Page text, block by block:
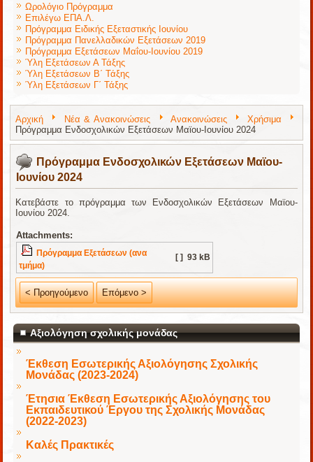
Ωρολόγιο Πρόγραμμα
Επιλέγω ΕΠΑ.Λ.
Πρόγραμμα Ειδικής Εξεταστικής Ιουνίου
Πρόγραμμα Πανελλαδικών Εξετάσεων 2019
Πρόγραμμα Εξετάσεων Μαΐου-Ιουνίου 2019
Ύλη Εξετάσεων Α Τάξης
Ύλη Εξετάσεων Β΄ Τάξης
Ύλη Εξετάσεων Γ΄ Τάξης
Αρχική Νέα & Ανακοινώσεις Ανακοινώσεις
Χρήσιμα
Πρόγραμμα Ενδοσχολικών Εξετάσεων Μαϊου-Ιουνίου 2024
Πρόγραμμα Ενδοσχολικών Εξετάσεων Μαϊου-
Ιουνίου 2024
Κατεβάστε το πρόγραμμα των Ενδοσχολικών Εξετάσεων Μαϊου-
Ιουνίου 2024.
Attachments:
Πρόγραμμα Εξετάσεων (ανα
τμήμα)
[ ] 93 kB
< Προηγούμενο Επόμενο >
Αξιολόγηση σχολικής μονάδας
Έκθεση Εσωτερικής Αξιολόγησης Σχολικής
Μονάδας (2023-2024)
Έτησια Έκθεση Εσωτερικής Αξιολόγησης του
Εκπαιδευτικού Έργου της Σχολικής Μονάδας
(2022-2023)
Καλές Πρακτικές